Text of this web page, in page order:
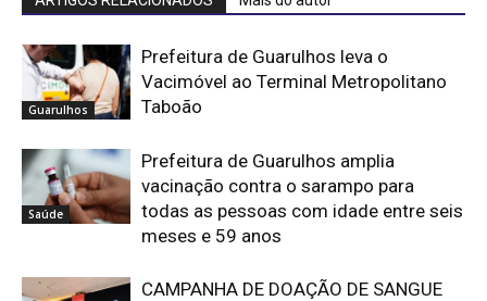
Guarulhos
Prefeitura de Guarulhos leva o
Vacimóvel ao Terminal Metropolitano
Taboão
Saúde
Prefeitura de Guarulhos amplia
vacinação contra o sarampo para
todas as pessoas com idade entre seis
meses e 59 anos
CAMPANHA DE DOAÇÃO DE SANGUE